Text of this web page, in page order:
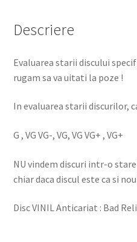
Descriere
Evaluarea starii discului
rugam sa va uitati la poze !
In evaluarea starii discurilor,
G , VG VG-, VG, VG VG+ , VG+
NU vindem discuri intr-o
chiar daca discul este ca si
Disc VINIL Anticariat : Bad